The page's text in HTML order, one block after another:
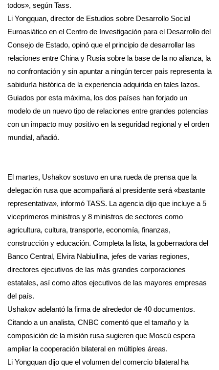
todos», según Tass.
Li Yongquan, director de Estudios sobre Desarrollo Social
Euroasiático en el Centro de Investigación para el Desarrollo del
Consejo de Estado, opinó que el principio de desarrollar las
relaciones entre China y Rusia sobre la base de la no alianza, la
no confrontación y sin apuntar a ningún tercer país representa la
sabiduría histórica de la experiencia adquirida en tales lazos.
Guiados por esta máxima, los dos países han forjado un
modelo de un nuevo tipo de relaciones entre grandes potencias
con un impacto muy positivo en la seguridad regional y el orden
mundial, añadió.
El martes, Ushakov sostuvo en una rueda de prensa que la
delegación rusa que acompañará al presidente será «bastante
representativa», informó TASS. La agencia dijo que incluye a 5
viceprimeros ministros y 8 ministros de sectores como
agricultura, cultura, transporte, economía, finanzas,
construcción y educación. Completa la lista, la gobernadora del
Banco Central, Elvira Nabiullina, jefes de varias regiones,
directores ejecutivos de las más grandes corporaciones
estatales, así como altos ejecutivos de las mayores empresas
del país.
Ushakov adelantó la firma de alrededor de 40 documentos.
Citando a un analista, CNBC comentó que el tamaño y la
composición de la misión rusa sugieren que Moscú espera
ampliar la cooperación bilateral en múltiples áreas.
Li Yongquan dijo que el volumen del comercio bilateral ha